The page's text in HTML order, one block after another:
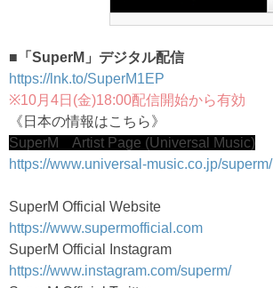
■「SuperM」デジタル配信
https://lnk.to/SuperM1EP
※10月4日(金)18:00配信開始から有効
《日本の情報はこちら》
SuperM Artist Page (Universal Music)
https://www.universal-music.co.jp/superm/
SuperM Official Website
https://www.supermofficial.com
SuperM Official Instagram
https://www.instagram.com/superm/